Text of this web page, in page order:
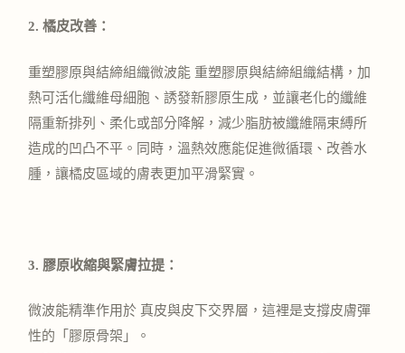
2. 橘皮改善：
重塑膠原與結締組織微波能 重塑膠原與結締組織結構， 加
熱可活化纖維母細胞、誘發新膠原生成， 並讓老化的纖維
隔重新排列、柔化或部分降解， 減少脂肪被纖維隔束縛所
造成的凹凸不平。 同時，溫熱效應能促進微循環、改善水
腫， 讓橘皮區域的膚表更加平滑緊實。
3. 膠原收縮與緊膚拉提：
微波能精準作用於 真皮與皮下交界層， 這裡是支撐皮膚彈
性的「膠原骨架」。